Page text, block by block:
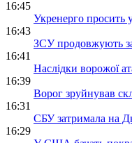
16:45
Укренерго просить
16:43
ЗСУ продовжують
16:41
Наслідки ворожої
16:39
Ворог зруйнував
16:31
СБУ затримала на
16:29